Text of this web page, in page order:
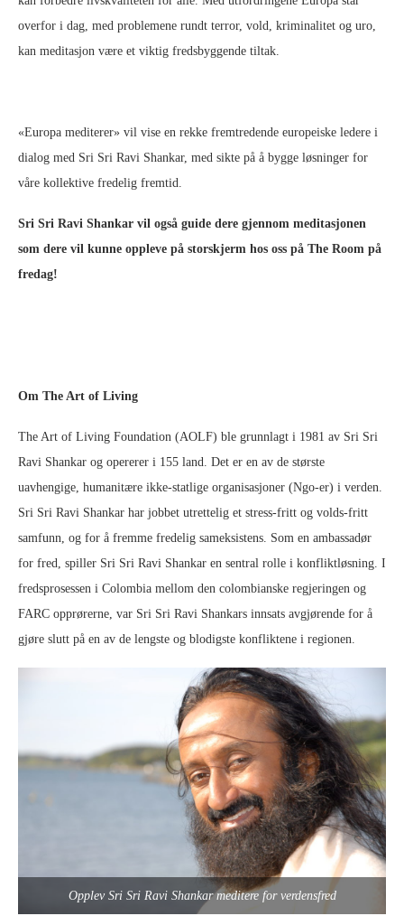
overfor i dag, med problemene rundt terror, vold, kriminalitet og uro,
kan meditasjon være et viktig fredsbyggende tiltak.
«Europa mediterer» vil vise en rekke fremtredende europeiske ledere i
dialog med Sri Sri Ravi Shankar, med sikte på å bygge løsninger for
våre kollektive fredelig fremtid.
Sri Sri Ravi Shankar vil også guide dere gjennom meditasjonen
som dere vil kunne oppleve på storskjerm hos oss på The Room på
fredag!
Om The Art of Living
The Art of Living Foundation (AOLF) ble grunnlagt i 1981 av Sri Sri
Ravi Shankar og opererer i 155 land. Det er en av de største
uavhengige, humanitære ikke-statlige organisasjoner (Ngo-er) i verden.
Sri Sri Ravi Shankar har jobbet utrettelig et stress-fritt og volds-fritt
samfunn, og for å fremme fredelig sameksistens. Som en ambassadør
for fred, spiller Sri Sri Ravi Shankar en sentral rolle i konfliktløsning. I
fredsprosessen i Colombia mellom den colombianske regjeringen og
FARC opprørerne, var Sri Sri Ravi Shankars innsats avgjørende for å
gjøre slutt på en av de lengste og blodigste konfliktene i regionen.
Opplev Sri Sri Ravi Shankar meditere for verdensfred